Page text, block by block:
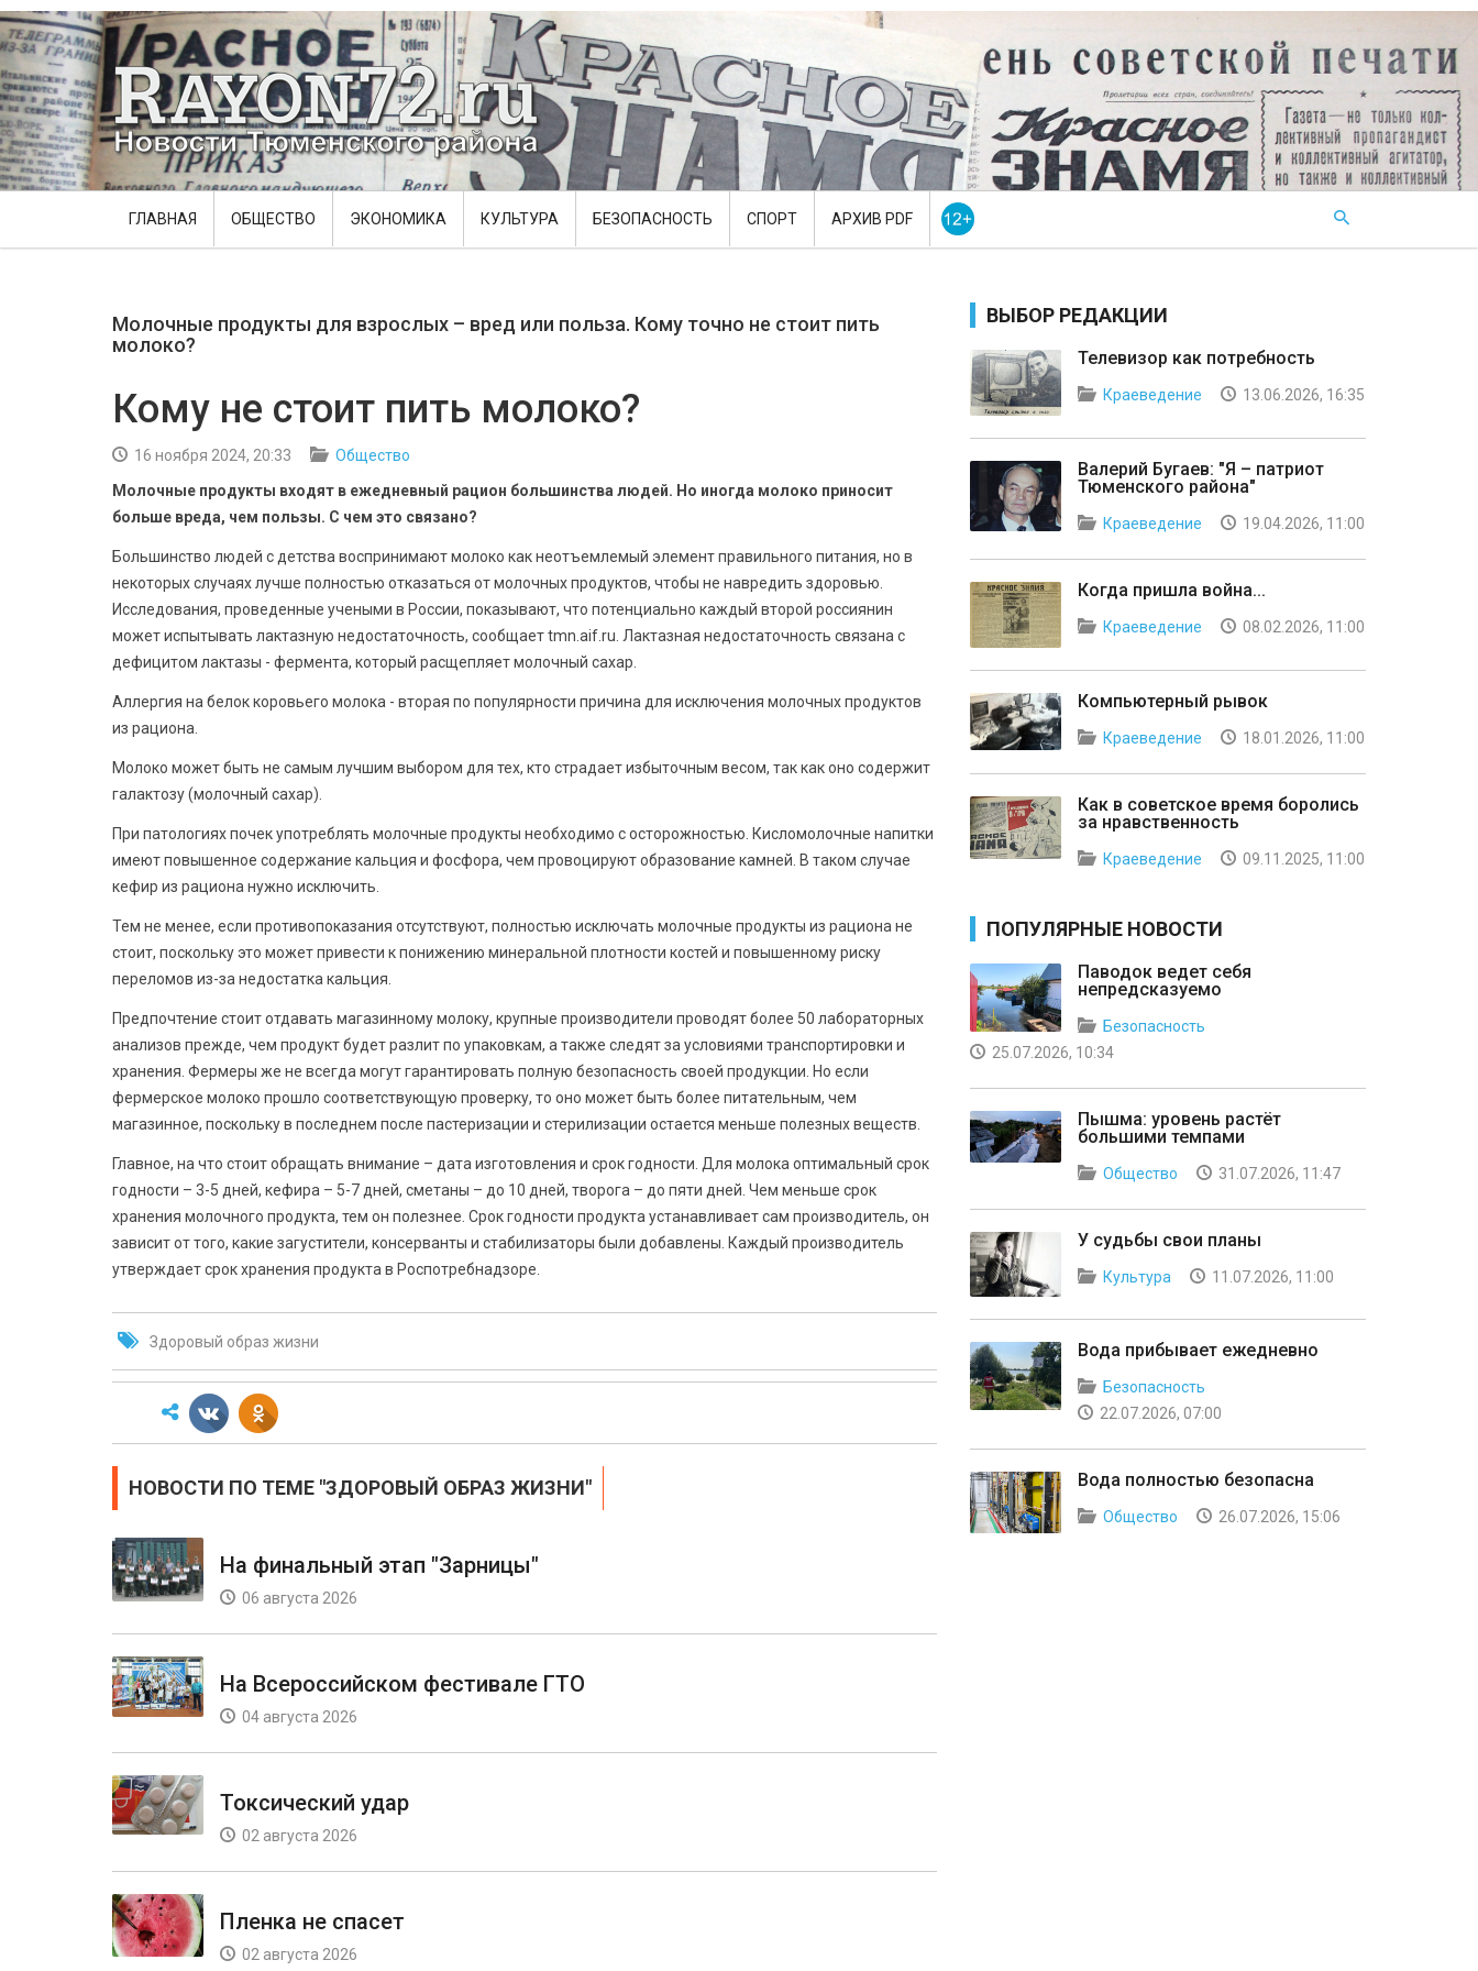
ГЛАВНАЯ ОБЩЕСТВО ЭКОНОМИКА КУЛЬТУРА БЕЗОПАСНОСТЬ СПОРТ АРХИВ PDF
Молочные продукты для взрослых – вред или польза. Кому точно не стоит пить
молоко?
Кому не стоит пить молоко?
16 ноября 2024, 20:33
Общество
Молочные продукты входят в ежедневный рацион большинства людей. Но иногда молоко приносит
больше вреда, чем пользы. С чем это связано?
Большинство людей с детства воспринимают молоко как неотъемлемый элемент правильного питания, но в
некоторых случаях лучше полностью отказаться от молочных продуктов, чтобы не навредить здоровью.
Исследования, проведенные учеными в России, показывают, что потенциально каждый второй россиянин
может испытывать лактазную недостаточность, сообщает tmn.aif.ru. Лактазная недостаточность связана с
дефицитом лактазы - фермента, который расщепляет молочный сахар.
Аллергия на белок коровьего молока - вторая по популярности причина для исключения молочных продуктов
из рациона.
Молоко может быть не самым лучшим выбором для тех, кто страдает избыточным весом, так как оно содержит
галактозу (молочный сахар).
При патологиях почек употреблять молочные продукты необходимо с осторожностью. Кисломолочные напитки
имеют повышенное содержание кальция и фосфора, чем провоцируют образование камней. В таком случае
кефир из рациона нужно исключить.
Тем не менее, если противопоказания отсутствуют, полностью исключать молочные продукты из рациона не
стоит, поскольку это может привести к понижению минеральной плотности костей и повышенному риску
переломов из-за недостатка кальция.
Предпочтение стоит отдавать магазинному молоку, крупные производители проводят более 50 лабораторных
анализов прежде, чем продукт будет разлит по упаковкам, а также следят за условиями транспортировки и
хранения. Фермеры же не всегда могут гарантировать полную безопасность своей продукции. Но если
фермерское молоко прошло соответствующую проверку, то оно может быть более питательным, чем
магазинное, поскольку в последнем после пастеризации и стерилизации остается меньше полезных веществ.
Главное, на что стоит обращать внимание – дата изготовления и срок годности. Для молока оптимальный срок
годности – 3-5 дней, кефира – 5-7 дней, сметаны – до 10 дней, творога – до пяти дней. Чем меньше срок
хранения молочного продукта, тем он полезнее. Срок годности продукта устанавливает сам производитель, он
зависит от того, какие загустители, консерванты и стабилизаторы были добавлены. Каждый производитель
утверждает срок хранения продукта в Роспотребнадзоре.
Здоровый образ жизни
НОВОСТИ ПО ТЕМЕ "ЗДОРОВЫЙ ОБРАЗ ЖИЗНИ"
На финальный этап "Зарницы"
06 августа 2026
На Всероссийском фестивале ГТО
04 августа 2026
Токсический удар
02 августа 2026
Пленка не спасет
02 августа 2026
ВЫБОР РЕДАКЦИИ
Телевизор как потребность
Краеведение 13.06.2026, 16:35
Валерий Бугаев: "Я – патриот
Тюменского района"
Краеведение 19.04.2026, 11:00
Когда пришла война...
Краеведение 08.02.2026, 11:00
Компьютерный рывок
Краеведение 18.01.2026, 11:00
Как в советское время боролись
за нравственность
Краеведение 09.11.2025, 11:00
ПОПУЛЯРНЫЕ НОВОСТИ
Паводок ведет себя
непредсказуемо
Безопасность
25.07.2026, 10:34
Пышма: уровень растёт
большими темпами
Общество 31.07.2026, 11:47
У судьбы свои планы
Культура 11.07.2026, 11:00
Вода прибывает ежедневно
Безопасность
22.07.2026, 07:00
Вода полностью безопасна
Общество 26.07.2026, 15:06